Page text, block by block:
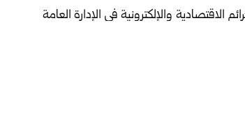
الاقتصادية والإلكترونية في الإدارة العامة